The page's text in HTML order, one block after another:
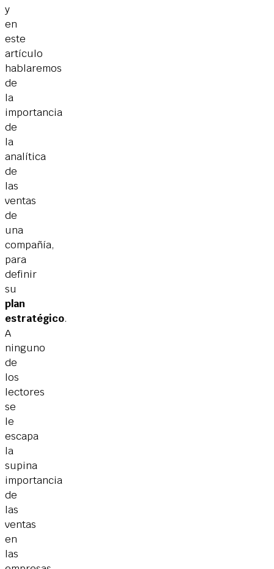
y
en
este
artículo
hablaremos
de
la
importancia
de
la
analítica
de
las
ventas
de
una
compañía,
para
definir
su
plan
estratégico.
A
ninguno
de
los
lectores
se
le
escapa
la
supina
importancia
de
las
ventas
en
las